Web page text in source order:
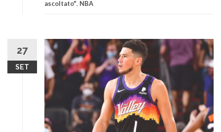
ascoltato", NBA
27
SET